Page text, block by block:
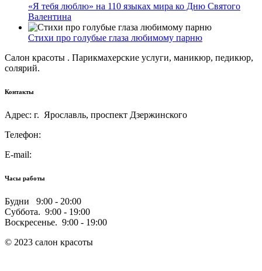
«Я тебя люблю» на 110 языках мира ко Дню Святого
Валентина
Стихи про голубые глаза любимому парню
Салон красоты . Парикмахерские услуги, маникюр, педикюр,
солярий.
Контакты
Адрес: г. Ярославль, проспект Дзержинского
Телефон:
E-mail:
Часы работы
Будни 9:00 - 20:00
Суббота. 9:00 - 19:00
Воскресенье. 9:00 - 19:00
© 2023 салон красоты